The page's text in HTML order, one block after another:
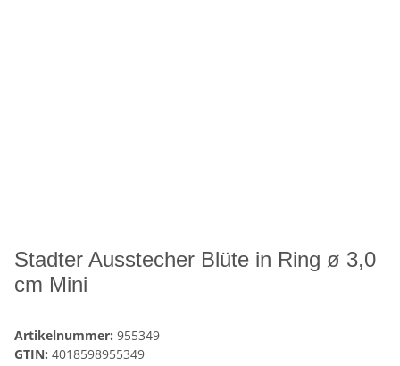
Stadter Ausstecher Blüte in Ring ø 3,0
cm Mini
Artikelnummer: 955349
GTIN: 4018598955349